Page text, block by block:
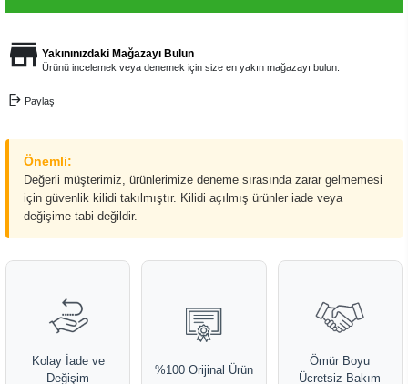
Yakınınızdaki Mağazayı Bulun
Ürünü incelemek veya denemek için size en yakın mağazayı bulun.
Paylaş
Önemli:
Değerli müşterimiz, ürünlerimize deneme sırasında zarar gelmemesi
için güvenlik kilidi takılmıştır. Kilidi açılmış ürünler iade veya
değişime tabi değildir.
Kolay İade ve
Değişim
%100 Orijinal Ürün
Ömür Boyu
Ücretsiz Bakım